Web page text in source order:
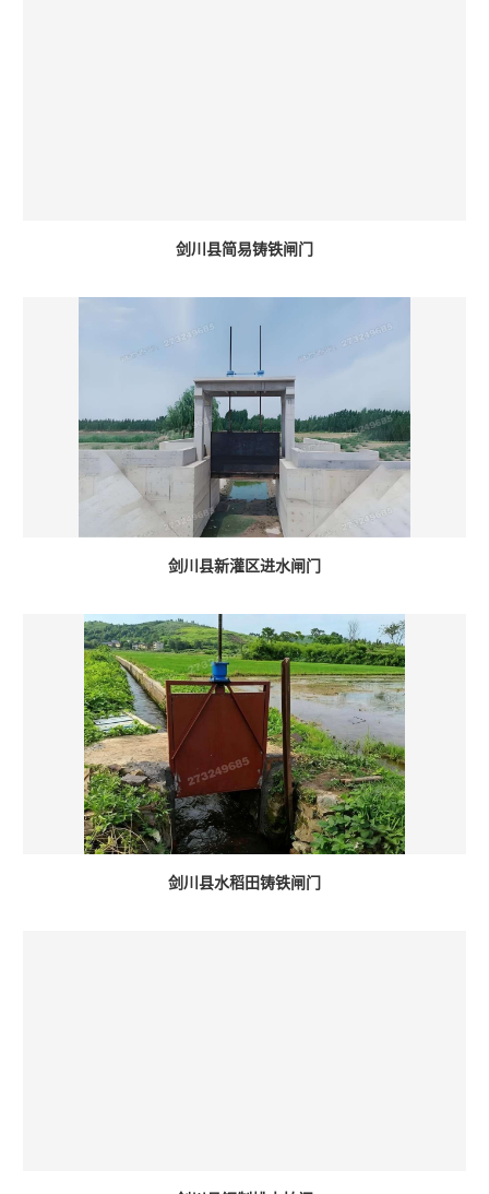
剑川县简易铸铁闸门
剑川县新灌区进水闸门
剑川县水稻田铸铁闸门